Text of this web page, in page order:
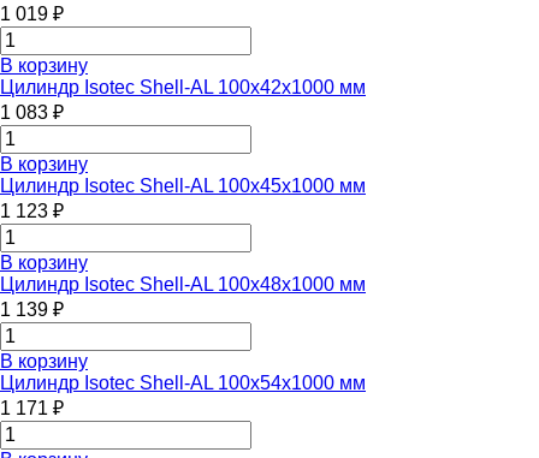
1 019 ₽
В корзину
Цилиндр Isotec Shell-AL 100x42x1000 мм
1 083 ₽
В корзину
Цилиндр Isotec Shell-AL 100x45x1000 мм
1 123 ₽
В корзину
Цилиндр Isotec Shell-AL 100x48x1000 мм
1 139 ₽
В корзину
Цилиндр Isotec Shell-AL 100x54x1000 мм
1 171 ₽